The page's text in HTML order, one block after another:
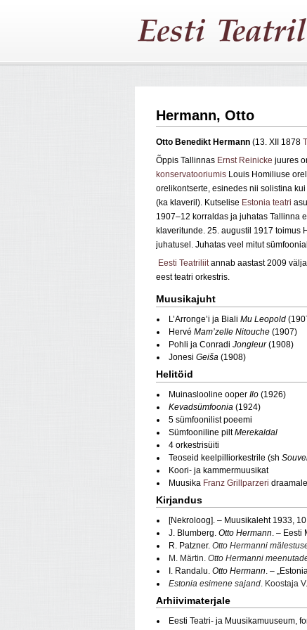
Hermann, Otto
Otto Benedikt Hermann (13. XII 1878
Õppis Tallinnas Ernst Reinicke juures
konservatooriumis Louis Homiliuse
orelikontserte, esinedes nii solistina
(ka klaveril). Kutselise Estonia teatri
1907–12 korraldas ja juhatas Tallinna
klaveritunde. 25. augustil 1917 toimus
juhatusel. Juhatas veel mitut
Eesti Teatriliitannab aastast 2009
eest teatri orkestris.
Muusikajuht
L’Arronge’i ja Biali Mu Leopold
Hervé Mam’zelle Nitouche (1907)
Pohli ja Conradi Jongleur(1908)
Jonesi Geiša (1908)
Helitöid
Muinaslooline ooper Ilo (1926)
Kevadsümfoonia (1924)
5 sümfoonilist poeemi
Sümfooniline piltMerekaldal
4 orkestrisüiti
Teoseid keelpilliorkestrile (sh
Koori- ja kammermuusikat
Muusika Franz Grillparzeri
Kirjandus
[Nekroloog]. – Muusikaleht 1933, 10
J. Blumberg. Otto Hermann. – Eesti
R. Patzner. Otto Hermanni
M. Märtin. Otto Hermanni
I. Randalu. Otto Hermann. –
Estonia esimene sajand. Koostaja
Arhiivimaterjale
Eesti Teatri- ja Muusikamuuseum,